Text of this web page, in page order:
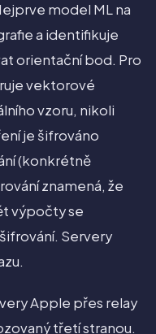
model ML na
a identifikuje
orientační bod. Pro
vektorové
vzoru, nikoli
je šifrováno
(konkrétně
znamená, že
výpočty se
Servery
Apple přes relay
třetí stranou.